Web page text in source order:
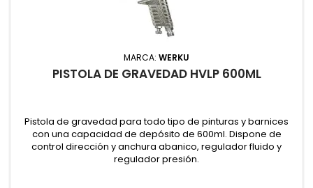
MARCA: WERKU
PISTOLA DE GRAVEDAD HVLP 600ML
Pistola de gravedad para todo tipo de pinturas y barnices
con una capacidad de depósito de 600ml. Dispone de
control dirección y anchura abanico, regulador fluido y
regulador presión.